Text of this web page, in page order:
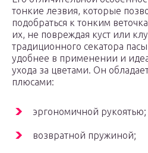
тонкие лезвия, которые
подобраться к тонким
их, не повреждая куст или
традиционного секатора
удобнее в применении и
ухода за цветами. Он
плюсами:
эргономичной рукоятью;
возвратной пружиной;